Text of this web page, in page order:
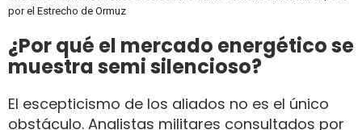
por el Estrecho de Ormuz
¿Por qué el mercado energético se
muestra semi silencioso?
El escepticismo de los aliados no es el único
obstáculo. Analistas militares consultados por